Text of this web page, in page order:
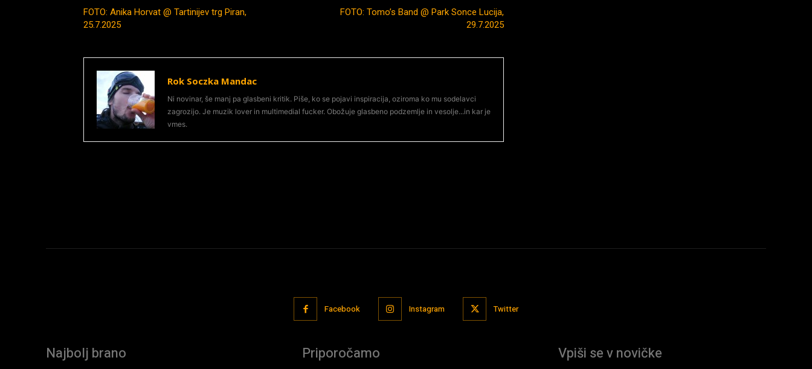
FOTO: Anika Horvat @ Tartinijev trg Piran,
25.7.2025
FOTO: Tomo’s Band @ Park Sonce Lucija,
29.7.2025
Rok Soczka Mandac
Ni novinar, še manj pa glasbeni kritik. Piše, ko se pojavi inspiracija, oziroma ko mu sodelavci
zagrozijo. Je muzik lover in multimedial fucker. Obožuje glasbeno podzemlje in vesolje...in kar je
vmes.
Facebook Instagram Twitter
Najbolj brano Priporočamo Vpiši se v novičke